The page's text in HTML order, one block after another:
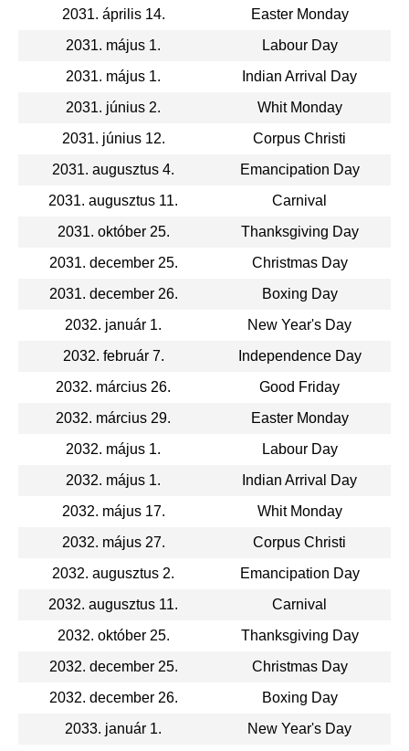
2031. április 14.
Easter Monday
2031. május 1.
Labour Day
2031. május 1.
Indian Arrival Day
2031. június 2.
Whit Monday
2031. június 12.
Corpus Christi
2031. augusztus 4.
Emancipation Day
2031. augusztus 11.
Carnival
2031. október 25.
Thanksgiving Day
2031. december 25.
Christmas Day
2031. december 26.
Boxing Day
2032. január 1.
New Year's Day
2032. február 7.
Independence Day
2032. március 26.
Good Friday
2032. március 29.
Easter Monday
2032. május 1.
Labour Day
2032. május 1.
Indian Arrival Day
2032. május 17.
Whit Monday
2032. május 27.
Corpus Christi
2032. augusztus 2.
Emancipation Day
2032. augusztus 11.
Carnival
2032. október 25.
Thanksgiving Day
2032. december 25.
Christmas Day
2032. december 26.
Boxing Day
2033. január 1.
New Year's Day